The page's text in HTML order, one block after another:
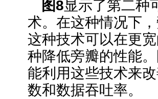
图8显示了第二种
术。在这种情况下
这种技术可以在更
种降低旁瓣的性能
能利用这些技术来
数和数据吞吐率。